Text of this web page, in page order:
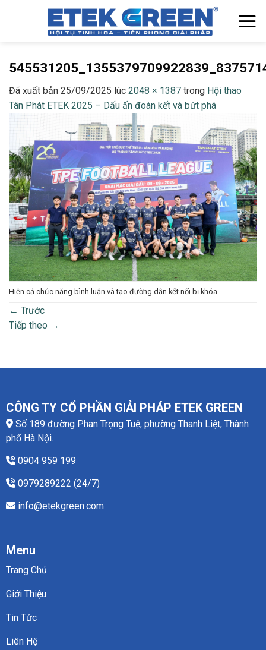
Đã xuất bản 25/09/2025 lúc 2048 × 1387 trong Hội thao
Tân Phát ETEK 2025 – Dấu ấn đoàn kết và bứt phá
Hiện cả chức năng bình luận và tạo đường dẫn kết nối bị khóa.
← Trước
Tiếp theo →
CÔNG TY CỔ PHẦN GIẢI PHÁP ETEK GREEN
Số 189 đường Phan Trọng Tuệ, phường Thanh Liệt, Thành
phố Hà Nội.
0904 959 199
0979289222 (24/7)
info@etekgreen.com
Menu
Trang Chủ
Giới Thiệu
Tin Tức
Liên Hệ